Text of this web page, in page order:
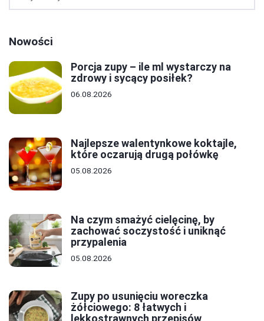
Nowości
Porcja zupy – ile ml wystarczy na
zdrowy i sycący posiłek?
06.08.2026
Najlepsze walentynkowe koktajle,
które oczarują drugą połówkę
05.08.2026
Na czym smażyć cielęcinę, by
zachować soczystość i uniknąć
przypalenia
05.08.2026
Zupy po usunięciu woreczka
żółciowego: 8 łatwych i
lekkostrawnych przepisów